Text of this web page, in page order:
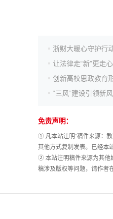
浙财大暖心守护行
让法律走“新”更走
创新高校思政教育
免责声明：
① 凡本站注明“稿件来源：
其他方式复制发表。已经本
② 本站注明稿件来源为其他
稿涉及版权等问题，请作者